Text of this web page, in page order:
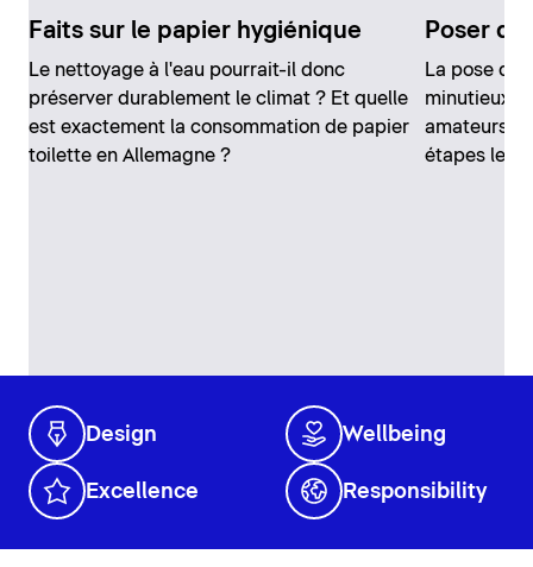
Faits sur le papier hygiénique
Le nettoyage à l'eau pourrait-il donc
préserver durablement le climat ? Et quelle
est exactement la consommation de papier
toilette en Allemagne ?
Poser
La pose de
minutieux,
amateurs.
étapes les
Design Wellbeing
Excellence Responsibility